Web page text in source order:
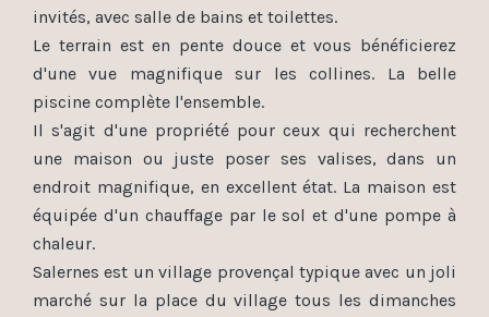
invités, avec salle de bains et toilettes.
Le terrain est en pente douce et vous bénéficierez
d'une vue magnifique sur les collines. La belle
piscine complète l'ensemble.
Il s'agit d'une propriété pour ceux qui recherchent
une maison ou juste poser ses valises, dans un
endroit magnifique, en excellent état. La maison est
équipée d'un chauffage par le sol et d'une pompe à
chaleur.
Salernes est un village provençal typique avec un joli
marché sur la place du village tous les dimanches